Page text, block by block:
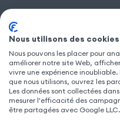
Nous utilisons des cookies
Nous pouvons les placer pour
améliorer notre site Web,
vivre une expérience inoubliable.
que nous utilisons, ouvrez les
Les données sont collectées
mesurer l'efficacité des
être partagées avec Google